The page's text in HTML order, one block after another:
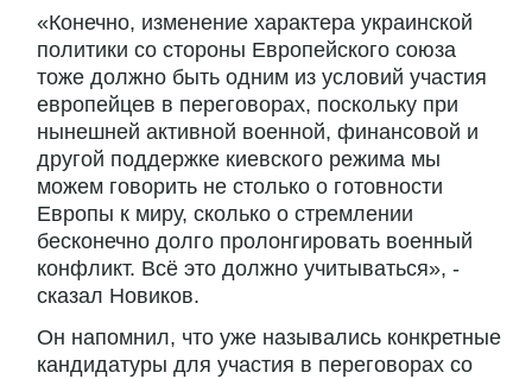
«Конечно, изменение характера украинской
политики со стороны Европейского союза
тоже должно быть одним из условий участия
европейцев в переговорах, поскольку при
нынешней активной военной, финансовой и
другой поддержке киевского режима мы
можем говорить не столько о готовности
Европы к миру, сколько о стремлении
бесконечно долго пролонгировать военный
конфликт. Всё это должно учитываться», -
сказал Новиков.
Он напомнил, что уже назывались конкретные
кандидатуры для участия в переговорах со